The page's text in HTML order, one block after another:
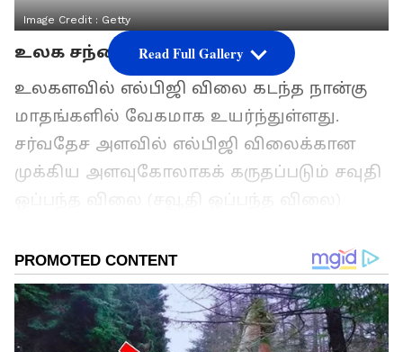
Image Credit :Getty
உலக சந்தையில் ஏற்றம்
உலகளவில் எல்பிஜி விலை கடந்த நான்கு
மாதங்களில் வேகமாக உயர்ந்துள்ளது.
சர்வதேச அளவில் எல்பிஜி விலைக்கான
முக்கிய அளவுகோலாகக் கருதப்படும் சவுதி
இருந்தது. தற்போது அது 790 டாலராக
உயர்ந்துள்ளது. இது சுமார் 46 சதவீத
உயர்வாகும்.
Read Full Gallery